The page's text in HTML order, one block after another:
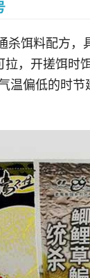
杀饵料配方，
，开搓饵时
温偏低的时